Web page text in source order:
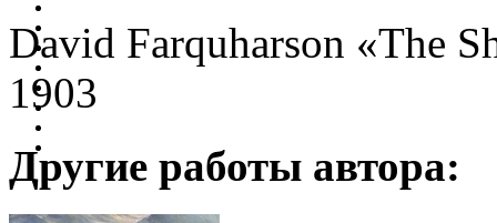
David Farquharson «The
1903
Другие работы автора: